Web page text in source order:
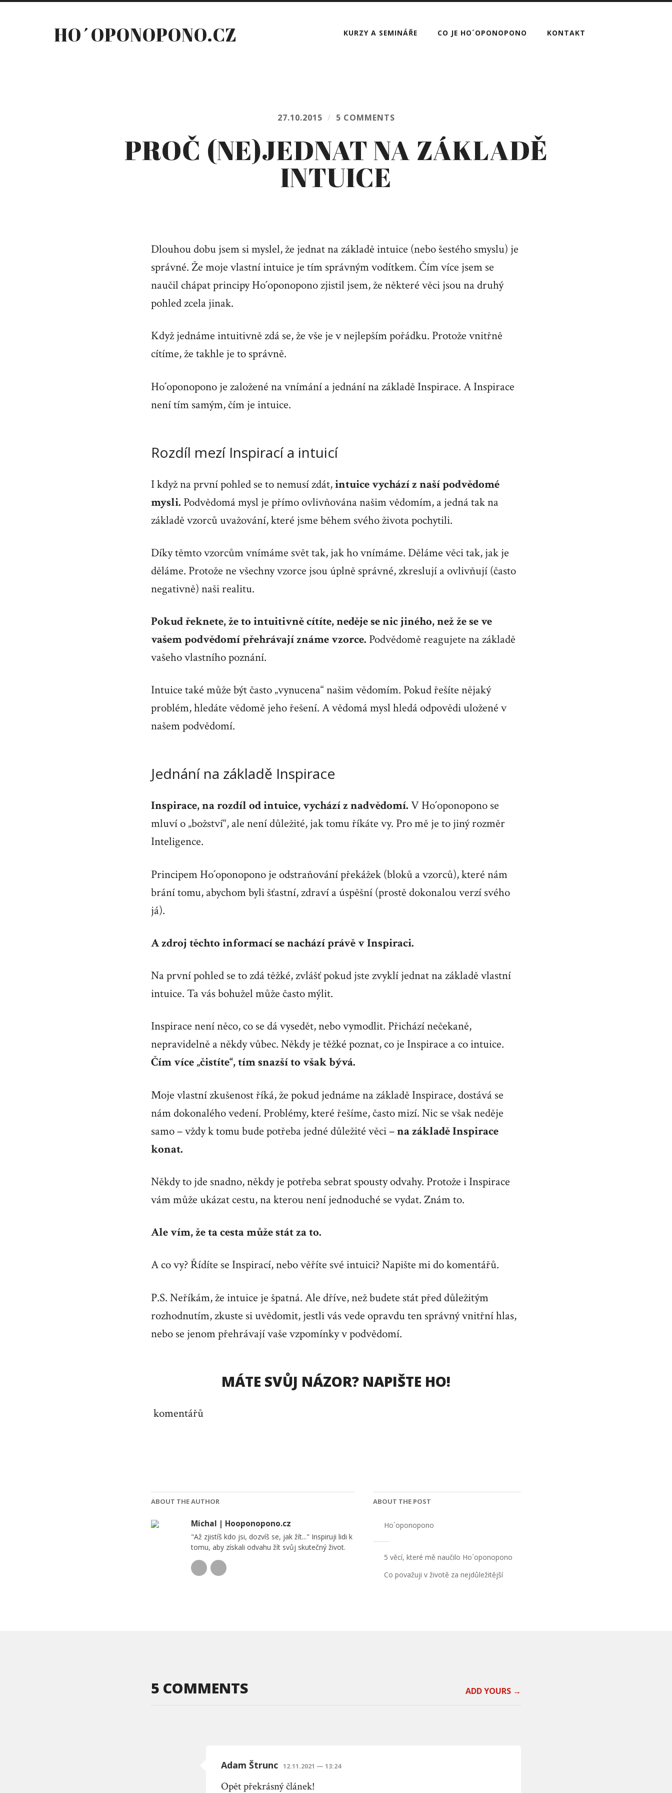
HO´OPONOPONO.CZ KURZY A SEMINÁŘE CO JE HO´OPONOPONO KONTAKT
27.10.2015 / 5 COMMENTS
PROČ (NE)JEDNAT NA ZÁKLADĚ
INTUICE
Dlouhou dobu jsem si myslel, že jednat na základě intuice (nebo šestého smyslu) je
správné. Že moje vlastní intuice je tím správným vodítkem. Čím více jsem se
naučil chápat principy Ho´oponopono zjistil jsem, že některé věci jsou na druhý
pohled zcela jinak.
Když jednáme intuitivně zdá se, že vše je v nejlepším pořádku. Protože vnitřně
cítíme, že takhle je to správně.
Ho´oponopono je založené na vnímání a jednání na základě Inspirace. A Inspirace
není tím samým, čím je intuice.
Rozdíl mezí Inspirací a intuicí
I když na první pohled se to nemusí zdát,intuice vychází z naší podvědomé
mysli. Podvědomá mysl je přímo ovlivňována našim vědomím, a jedná tak na
základě vzorců uvažování, které jsme během svého života pochytili.
Díky těmto vzorcům vnímáme svět tak, jak ho vnímáme. Děláme věci tak, jak je
děláme. Protože ne všechny vzorce jsou úplně správné, zkreslují a ovlivňují (často
negativně) naši realitu.
Pokud řeknete, že to intuitivně cítíte, neděje se nic jiného, než že se ve
vašem podvědomí přehrávají známe vzorce. Podvědomě reagujete na základě
vašeho vlastního poznání.
Intuice také může být často „vynucena“ našim vědomím. Pokud řešíte nějaký
problém, hledáte vědomě jeho řešení. A vědomá mysl hledá odpovědi uložené v
našem podvědomí.
Jednání na základě Inspirace
Inspirace, na rozdíl od intuice, vychází z nadvědomí. V Ho´oponopono se
mluví o „božství“, ale není důležité, jak tomu říkáte vy. Pro mě je to jiný rozměr
Inteligence.
Principem Ho´oponopono je odstraňování překážek (bloků a vzorců), které nám
brání tomu, abychom byli šťastní, zdraví a úspěšní (prostě dokonalou verzí svého
já).
A zdroj těchto informací se nachází právě v Inspiraci.
Na první pohled se to zdá těžké, zvlášť pokud jste zvyklí jednat na základě vlastní
intuice. Ta vás bohužel může často mýlit.
Inspirace není něco, co se dá vysedět, nebo vymodlit. Přichází nečekaně,
nepravidelně a někdy vůbec. Někdy je těžké poznat, co je Inspirace a co intuice.
Čím více „čistíte“, tím snazší to však bývá.
Moje vlastní zkušenost říká, že pokud jednáme na základě Inspirace, dostává se
nám dokonalého vedení. Problémy, které řešíme, často mizí. Nic se však neděje
samo – vždy k tomu bude potřeba jedné důležité věci –na základě Inspirace
konat.
Někdy to jde snadno, někdy je potřeba sebrat spousty odvahy. Protože i Inspirace
vám může ukázat cestu, na kterou není jednoduché se vydat. Znám to.
Ale vím, že ta cesta může stát za to.
A co vy? Řídíte se Inspirací, nebo věříte své intuici? Napište mi do komentářů.
P.S. Neříkám, že intuice je špatná. Ale dříve, než budete stát před důležitým
rozhodnutím, zkuste si uvědomit, jestli vás vede opravdu ten správný vnitřní hlas,
nebo se jenom přehrávají vaše vzpomínky v podvědomí.
MÁTE SVŮJ NÁZOR? NAPIŠTE HO!
komentářů
ABOUT THE AUTHOR
Michal | Hooponopono.cz
"Až zjistíš kdo jsi, dozvíš se, jak žít..." Inspiruji lidi k
tomu, aby získali odvahu žít svůj skutečný život.
ABOUT THE POST
Ho´oponopono
5 věcí, které mě naučilo Ho´oponopono
Co považuji v životě za nejdůležitější
5 COMMENTS ADD YOURS →
Adam Štrunc 12.11.2021 — 13:24
Opět překrásný článek!